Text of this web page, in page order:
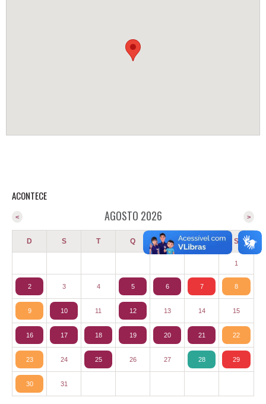
ACONTECE
AGOSTO 2026 >
<
D S T Q Q S S
1
2 3 4 5 6 7 8
9 10 11 12 13 14 15
16 17 18 19 20 21 22
23 24 25 26 27 28 29
30 31